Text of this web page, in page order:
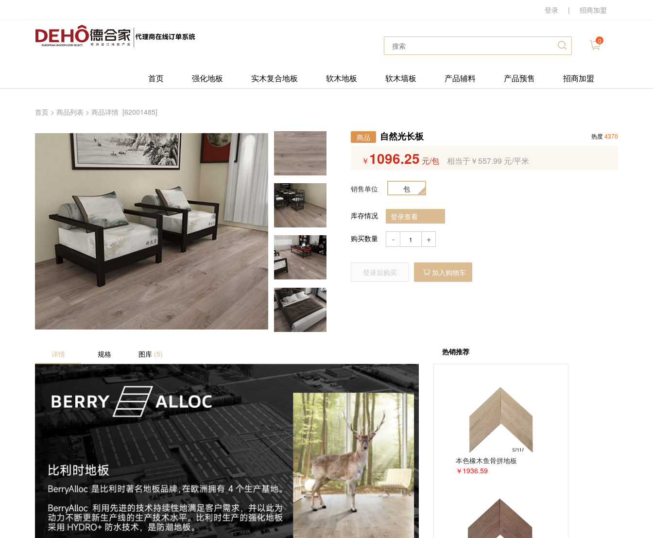
登录 | 招商加盟
0
首页 强化地板 实木复合地板 软木地板 软木墙板 产品辅料 产品预售 招商加盟
首页 > 商品列表 > 商品详情 [62001485]
商品 自然光长板 热度4370
￥1096.25 元/包 相当于￥557.99 元/平米
销售单位 包
库存情况 登录查看
购买数量 - +
登录后购买 加入购物车
详情 规格 图库 (5) 热销推荐
本色橡木鱼骨拼地板
￥1936.59